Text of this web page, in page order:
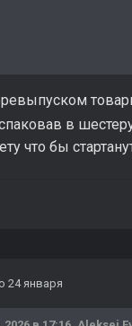
в
что бы
24 января